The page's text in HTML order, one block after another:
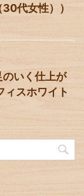
代女性））
のいく仕上が
ィスホワイト